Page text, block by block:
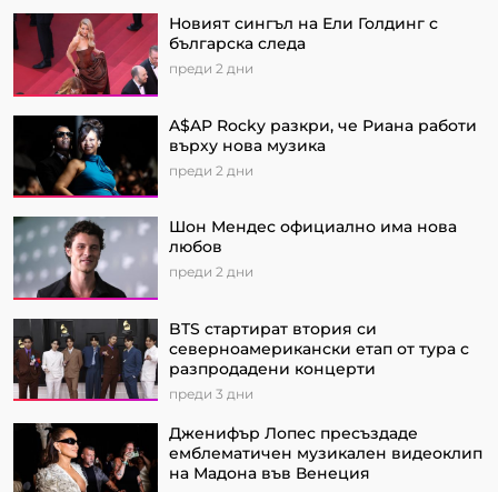
Новият сингъл на Ели Голдинг с
българска следа
преди 2 дни
A$AP Rocky разкри, че Риана работи
върху нова музика
преди 2 дни
Шон Мендес официално има нова
любов
преди 2 дни
BTS стартират втория си
северноамерикански етап от турa с
разпродадени концерти
преди 3 дни
Дженифър Лопес пресъздаде
емблематичен музикален видеоклип
на Мадона във Венеция